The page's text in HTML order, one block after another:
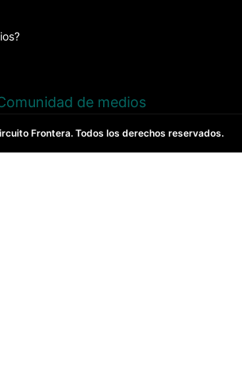
Frontera. Todos los derechos reservados.